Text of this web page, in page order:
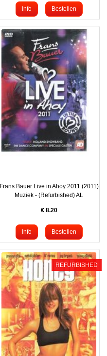
Frans Bauer Live in Ahoy 2011 (2011)
Muziek - (Refurbished) AL
€ 8.20
REFURBISHED